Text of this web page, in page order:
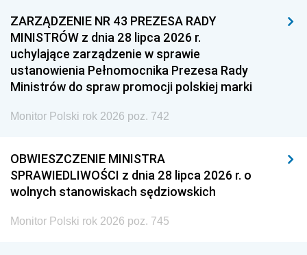
ZARZĄDZENIE NR 43 PREZESA RADY
MINISTRÓW z dnia 28 lipca 2026 r.
uchylające zarządzenie w sprawie
ustanowienia Pełnomocnika Prezesa Rady
Ministrów do spraw promocji polskiej marki
Monitor Polski rok 2026 poz. 742
OBWIESZCZENIE MINISTRA
SPRAWIEDLIWOŚCI z dnia 28 lipca 2026 r. o
wolnych stanowiskach sędziowskich
Monitor Polski rok 2026 poz. 745